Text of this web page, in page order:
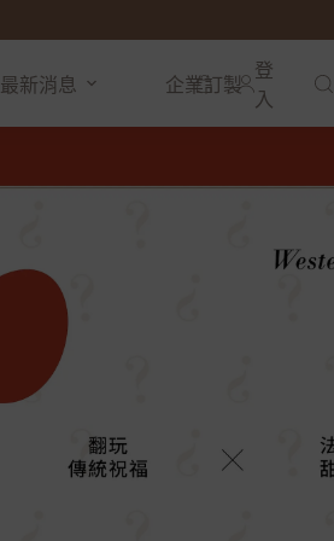
最新消息 企業訂製
購
物
登
入